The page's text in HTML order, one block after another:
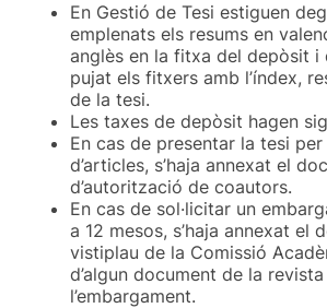
En Gestió de Tesi estiguen
emplenats els resums en
anglès en la fitxa del depòsit i
pujat els fitxers amb l’índex,
de la tesi.
Les taxes de depòsit hagen
En cas de presentar la tesi
d’articles, s’haja annexat el
d’autorització de coautors.
En cas de sol·licitar un
a 12 mesos, s’haja annexat el
vistiplau de la Comissió
d’algun document de la
l’embargament.